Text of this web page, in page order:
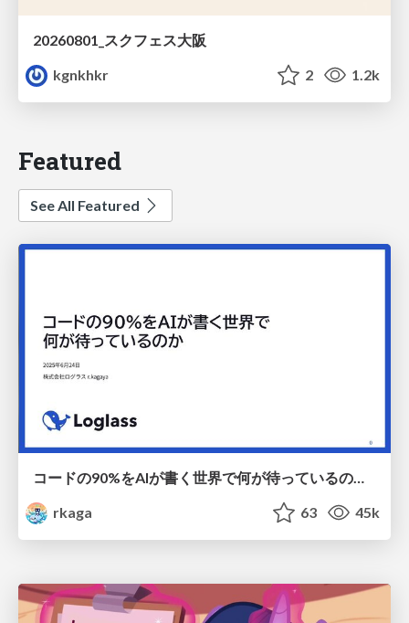
20260801_スクフェス大阪
kgnkhkr
2 1.2k
Featured
See All Featured
コードの90%をAIが書く世界で何が待っているのか / What awaits us in a world where 90% of the code is written by AI
rkaga
63 45k